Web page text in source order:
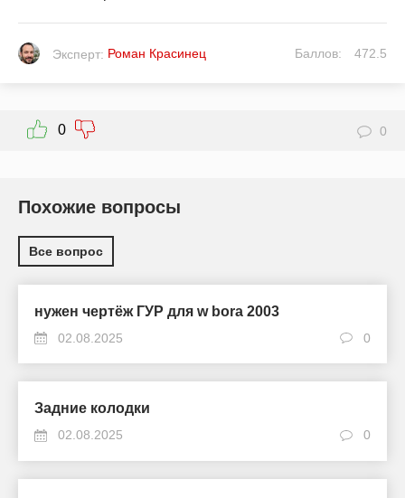
Эксперт: Роман Красинец Баллов: 472.5
0 0
Похожие вопросы
Все вопрос
нужен чертёж ГУР для w bora 2003
02.08.2025 0
Задние колодки
02.08.2025 0